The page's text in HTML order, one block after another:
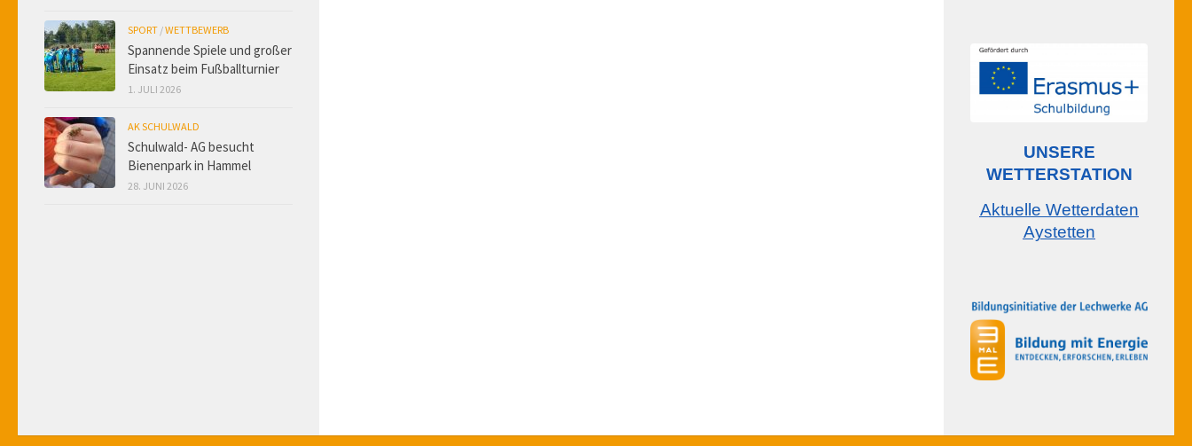
SPORT /WETTBEWERB
Spannende Spiele und großer
Einsatz beim Fußballturnier
1. JULI 2026
AK SCHULWALD
Schulwald- AG besucht
Bienenpark in Hammel
28. JUNI 2026
UNSERE
WETTERSTATION
Aktuelle Wetterdaten
Aystetten